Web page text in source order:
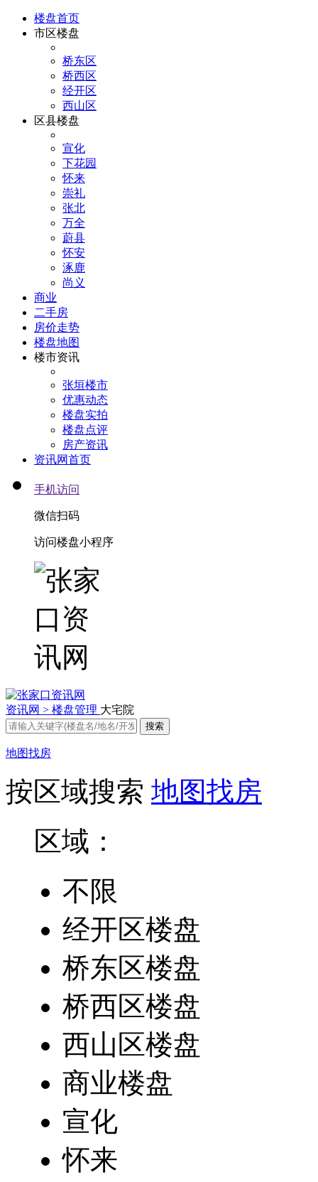
楼盘首页
市区楼盘
桥东区
桥西区
经开区
西山区
区县楼盘
宣化
下花园
怀来
崇礼
张北
万全
蔚县
怀安
涿鹿
尚义
商业
二手房
房价走势
楼盘地图
楼市资讯
张垣楼市
优惠动态
楼盘实拍
楼盘点评
房产资讯
资讯网首页
手机访问
微信扫码
访问楼盘小程序
资讯网 > 楼盘管理 大宅院
地图找房
按区域搜索 地图找房
区域：
不限
经开区楼盘
桥东区楼盘
桥西区楼盘
西山区楼盘
商业楼盘
宣化
怀来